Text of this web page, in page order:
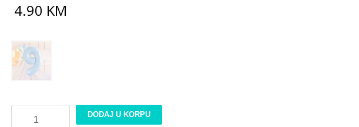
4.90 KM
DODAJ U KORPU